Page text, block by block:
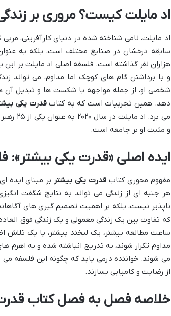
اد مایلت کیست؟ مروری بر
اد مایلت، نامی شناخته شده در دنیای کارآفرینی،
سابقه درخشان در صنایع مختلف است، بلکه به
هزاران نفر گذاشته است. فلسفه اصلی اد مایلت بر
و با برداشتن گام های کوچک اما مداوم، می تواند
شخصی او، از جمله مواجهه با شکست ها و تبدیل
دهد. همین تجربیات است که به کتابقدرت یکی
می
و مثبت او بر جامعه است.
ایده اصلی «قدرت یکی بیشتر»:
مفهوم محوری کتابقدرت یکی بیشتر بر مبنای ایده
هر جنبه ای از زندگی می تواند به نتایج شگفت
ناپذیر نیست، بلکه بر اهمیت تصمیم گیری های
که تفاوت بین یک زندگی معمولی و یک زندگی فوق
ساعت مطالعه بیشتر، یک لبخند بیشتر، یا یک تلاش
مداوم تکرار شوند، به تدریج انباشته شده و به اهرم
می شوند. خواننده درمی یابد که چگونه این فلسفه می
از رضایت و کامیابی بسازند.
خلاصه فصل به فصل کتاب